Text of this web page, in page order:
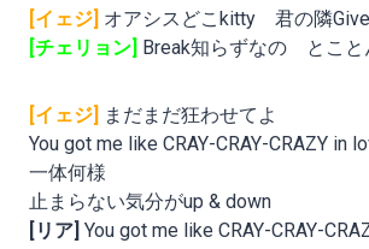
[イェジ] オアシスどこkitty 君の隣
[チェリョン]
Break知らずなの とこと
[イェジ]
まだまだ狂わせてよ
You got me like CRAY-CRAY-CRAZY in
一体何様
止まらない気分がup & down
[リア] You got me like CRAY-CRAY-